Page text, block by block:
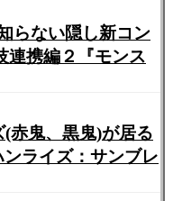
らない隠し新コン
連携編２『モンス
(赤鬼、黒鬼)が居る
ライズ：サンブレ